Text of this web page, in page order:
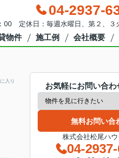
04-2937-
00 定休日：毎週水曜日、第２、３
物件 施工例 会社概要
入り
お気軽にお問い合わ
無料お問い合
株式会社松尾ハ
04-